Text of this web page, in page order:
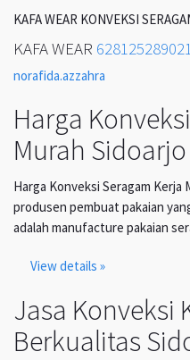
KAFA WEAR KONVEKSI
KAFA WEAR
norafida.azzahra
Harga
Murah Sidoarjo
Harga Konveksi Seragam Kerja
produsen pembuat pakaian
adalah manufacture pakaian
View details »
Jasa Konveksi
Berkualitas